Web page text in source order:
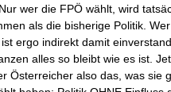
wer die FPÖ wählt, wird
als die bisherige Politik.
ergo indirekt damit
alles so bleibt wie es ist.
Österreicher also das, was sie